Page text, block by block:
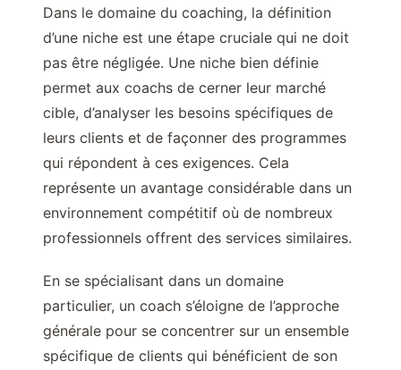
Dans le domaine du coaching, la définition
d’une niche est une étape cruciale qui ne doit
pas être négligée. Une niche bien définie
permet aux coachs de cerner leur marché
cible, d’analyser les besoins spécifiques de
leurs clients et de façonner des programmes
qui répondent à ces exigences. Cela
représente un avantage considérable dans un
environnement compétitif où de nombreux
professionnels offrent des services similaires.
En se spécialisant dans un domaine
particulier, un coach s’éloigne de l’approche
générale pour se concentrer sur un ensemble
spécifique de clients qui bénéficient de son